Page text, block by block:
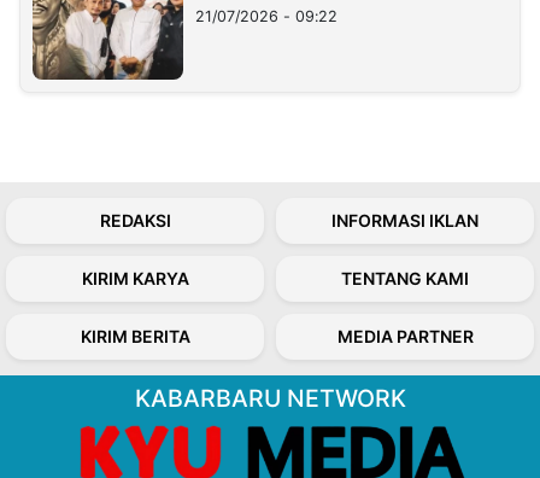
21/07/2026 - 09:22
REDAKSI INFORMASI IKLAN
KIRIM KARYA TENTANG KAMI
KIRIM BERITA MEDIA PARTNER
KABARBARU NETWORK